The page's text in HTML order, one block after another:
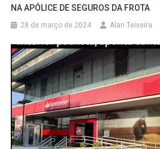
NA APÓLICE DE SEGUROS DA FROTA
28 de março de 2024 Alan Teixeira